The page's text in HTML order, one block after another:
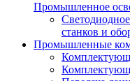
Промышленное
станков и
Промышленные